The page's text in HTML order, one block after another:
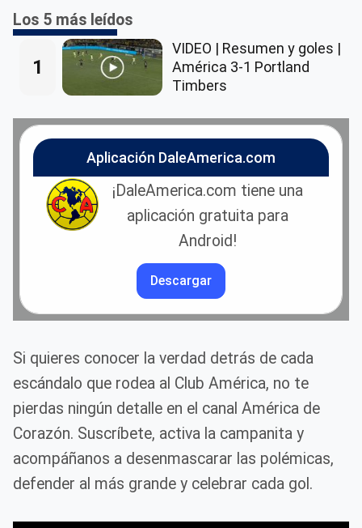
Los 5 más leídos
1
VIDEO | Resumen y goles |
América 3-1 Portland
Timbers
Aplicación DaleAmerica.com
¡DaleAmerica.com tiene una
aplicación gratuita para
Android!
Descargar
Si quieres conocer la verdad detrás de cada
escándalo que rodea al Club América, no te
pierdas ningún detalle en el canal América de
Corazón. Suscríbete, activa la campanita y
acompáñanos a desenmascarar las polémicas,
defender al más grande y celebrar cada gol.